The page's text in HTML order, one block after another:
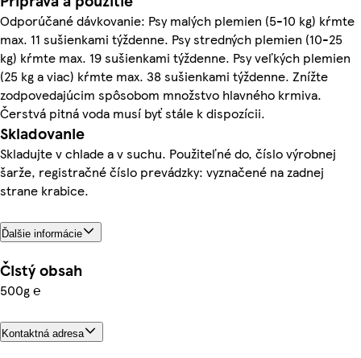
Odporúčané dávkovanie: Psy malých plemien (5-10 kg) kŕmte
max. 11 sušienkami týždenne. Psy stredných plemien (10-25
kg) kŕmte max. 19 sušienkami týždenne. Psy veľkých plemien
(25 kg a viac) kŕmte max. 38 sušienkami týždenne. Znížte
zodpovedajúcim spôsobom množstvo hlavného krmiva.
Čerstvá pitná voda musí byť stále k dispozícii.
Skladovanie
Skladujte v chlade a v suchu. Použiteľné do, číslo výrobnej
šarže, registračné číslo prevádzky: vyznačené na zadnej
strane krabice.
Ďalšie informácie
Čistý obsah
500g ℮
Kontaktná adresa